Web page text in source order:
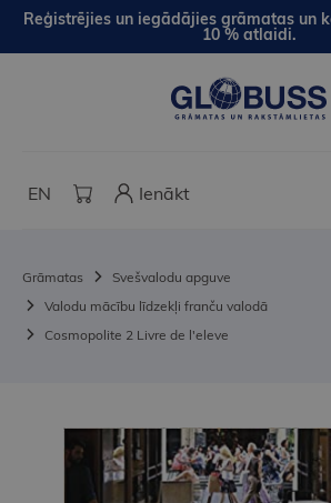
Reģistrējies un iegādājies grāmatas un
10 % atlaidi.
EN Ienākt
Grāmatas
Svešvalodu apguve
Valodu mācību līdzekļi franču valodā
Cosmopolite 2 Livre de l'eleve